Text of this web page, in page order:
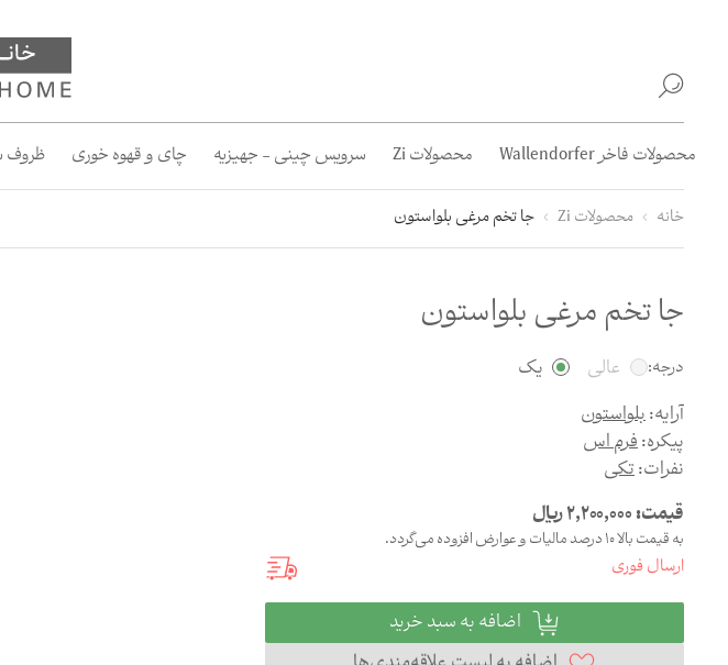
محصولات فاخر Wallendorfer محصولات Zi سرویس چینی - جهیزیه چای و قهوه خوری ظروف
خانه محصولات Zi جا تخم مرغی بلو‌استون
جا تخم مرغی بلو‌استون
درجه: عالی
یک
آرایه:بلو‌استون
پیکره:فرم اس
نفرات:تکی
قیمت:2,200,000ریال
به قیمت بالا 10 درصد مالیات و عوارض افزوده می‌گردد.
ارسال فوری
اضافه به سبد خرید